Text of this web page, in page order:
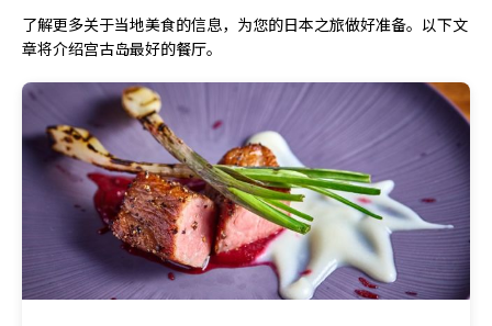
了解更多关于当地美食的信息，为您的日本之旅做好准备。以下文
章将介绍宫古岛最好的餐厅。